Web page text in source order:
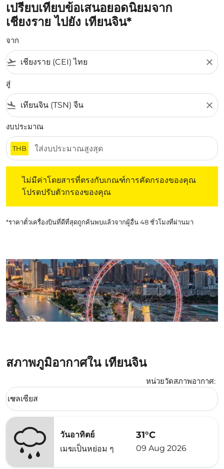
เปรียบเทียบข้อเสนอยอดนิยมจาก
เชียงราย ไปยัง เทียนจิน*
จาก
flight_takeoff close
สู่
flight_land close
งบประมาณ
THB
ไม่มีค่าโดยสารที่ตรงกับเกณฑ์การคัดกรองของคุณ
โปรดปรับตัวกรองของคุณ
*ราคาตั๋วเครื่องบินที่ดีที่สุดถูกค้นพบแล้วจากผู้อื่น 48 ชั่วโมงที่ผ่านมา
สภาพภูมิอากาศใน เทียนจิน
หน่วยวัดสภาพอากาศ:
Weather unit option เซลเซียส Selected
เซลเซียส
keyboard_arrow_down
วันอาทิตย์
เมฆเป็นหย่อม ๆ
31°C
09 Aug 2026